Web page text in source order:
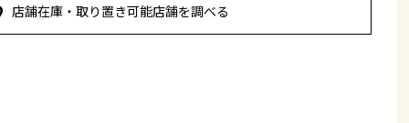
店舗在庫・取り置き可能店舗を調べる